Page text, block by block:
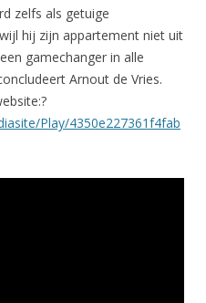
zelfs als getuige
hij zijn appartement niet uit
gamechanger in alle
Arnout de Vries.
Play/4350e227361f4fab